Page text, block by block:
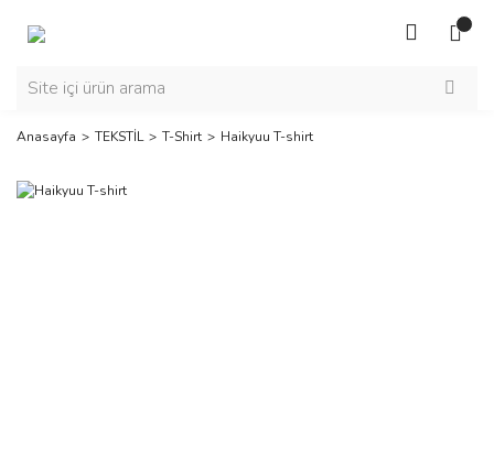
Anasayfa TEKSTİL T-Shirt Haikyuu T-shirt